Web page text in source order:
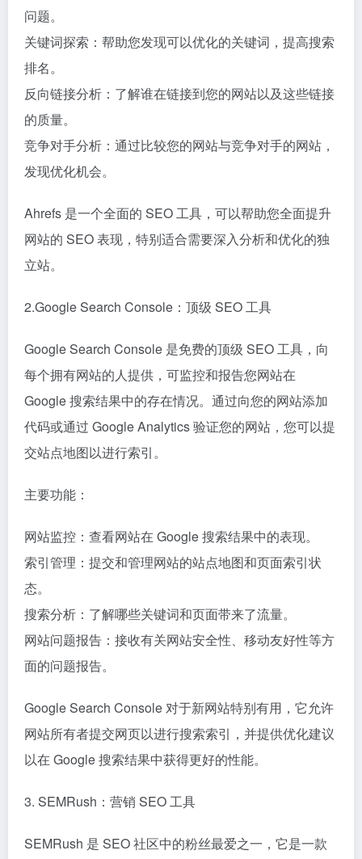
问题。
关键词探索：帮助您发现可以优化的关键词，提高搜索
排名。
反向链接分析：了解谁在链接到您的网站以及这些链接
的质量。
竞争对手分析：通过比较您的网站与竞争对手的网站，
发现优化机会。
Ahrefs 是一个全面的 SEO 工具，可以帮助您全面提升
网站的 SEO 表现，特别适合需要深入分析和优化的独
立站。
2.Google Search Console：顶级 SEO 工具
Google Search Console 是免费的顶级 SEO 工具，向
每个拥有网站的人提供，可监控和报告您网站在
Google 搜索结果中的存在情况。通过向您的网站添加
代码或通过 Google Analytics 验证您的网站，您可以提
交站点地图以进行索引。
主要功能：
网站监控：查看网站在 Google 搜索结果中的表现。
索引管理：提交和管理网站的站点地图和页面索引状
态。
搜索分析：了解哪些关键词和页面带来了流量。
网站问题报告：接收有关网站安全性、移动友好性等方
面的问题报告。
Google Search Console 对于新网站特别有用，它允许
网站所有者提交网页以进行搜索索引，并提供优化建议
以在 Google 搜索结果中获得更好的性能。
3. SEMRush：营销 SEO 工具
SEMRush 是 SEO 社区中的粉丝最爱之一，它是一款